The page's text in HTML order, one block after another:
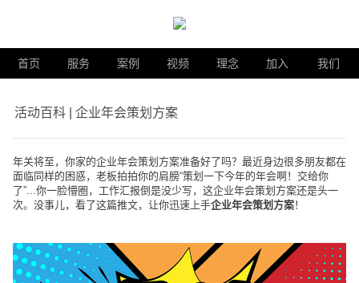
首页 服务 案例 视频 理念 加入 我们
活动百科 | 企业年会策划方案
年关将至，你家的企业年会策划方案准备好了吗？最近身边很多朋友都在
面临同样的困惑，老板拍拍你的肩膀“策划一下今年的年会啊！交给你
了”...你一脸懵圈，工作汇报倒是没少写，这企业年会策划方案还是头一
次。没事儿，看了这篇推文，让你迅速上手企业年会策划方案！